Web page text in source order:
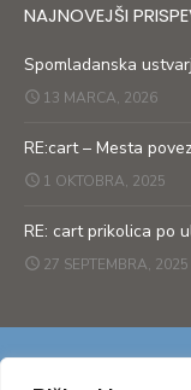
NAJNOVEJŠI
Spomladanska
13 MARCA, 2026
RE:cart – Mesta
1 OKTOBRA, 2025
RE: cart prikolica po
27 SEPTEMBRA, 2025